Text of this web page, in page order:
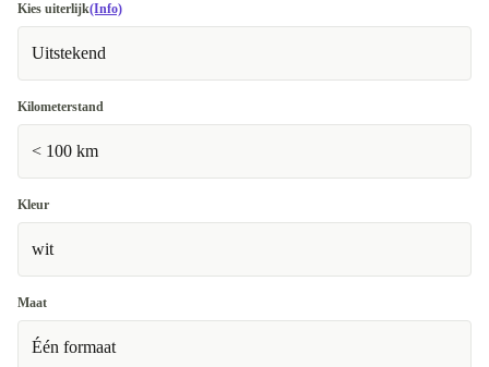
Kies uiterlijk(Info)
Uitstekend
Kilometerstand
< 100 km
Kleur
wit
Maat
Één formaat